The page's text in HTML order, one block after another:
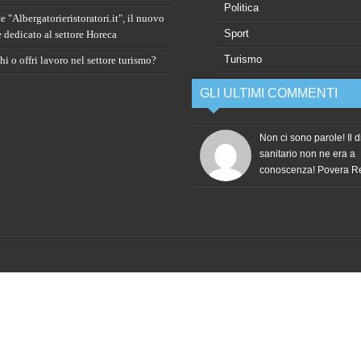
"Albergatorieristoratori.it", il nuovo
dedicato al settore Horeca
o offri lavoro nel settore turismo?
Politica
Sport
Turismo
GLI ULTIMI COMMENTI
Non ci sono parole! Il
sanitario non ne era a
conoscenza! Povera